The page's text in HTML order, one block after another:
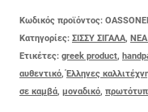
Κωδικός προϊόντος:
Κατηγορίες: ΣΙΣΣΥ ΣΙΓΑΛΑ,
Ετικέτες: greek product,
αυθεντικό,Έλληνες
σε καμβά, μοναδικό,